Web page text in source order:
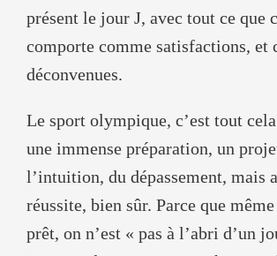
présent le jour J, avec tout ce que
comporte comme satisfactions, et
déconvenues.
Le sport olympique, c’est tout
une immense préparation, un
l’intuition, du dépassement, mais
réussite, bien sûr. Parce que
prêt, on n’est « pas à l’abri d’un